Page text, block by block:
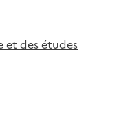
et des études